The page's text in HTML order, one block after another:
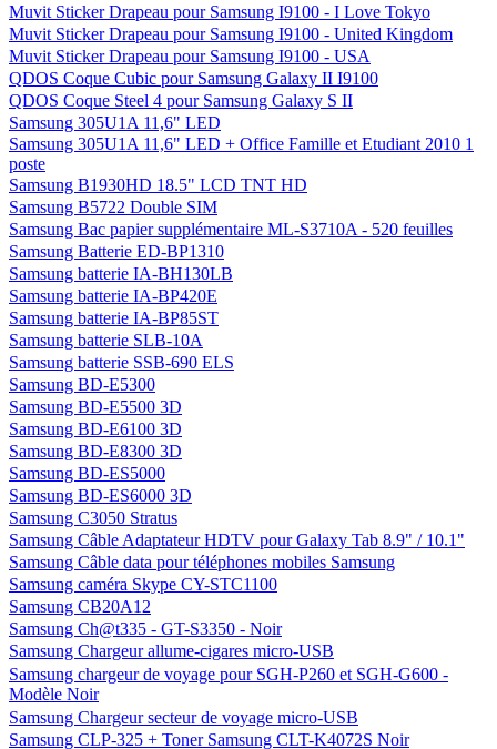
Muvit Sticker Drapeau pour Samsung I9100 - I Love Tokyo
Muvit Sticker Drapeau pour Samsung I9100 - United Kingdom
Muvit Sticker Drapeau pour Samsung I9100 - USA
QDOS Coque Cubic pour Samsung Galaxy II I9100
QDOS Coque Steel 4 pour Samsung Galaxy S II
Samsung 305U1A 11,6" LED
Samsung 305U1A 11,6" LED + Office Famille et Etudiant 2010 1
poste
Samsung B1930HD 18.5" LCD TNT HD
Samsung B5722 Double SIM
Samsung Bac papier supplémentaire ML-S3710A - 520 feuilles
Samsung Batterie ED-BP1310
Samsung batterie IA-BH130LB
Samsung batterie IA-BP420E
Samsung batterie IA-BP85ST
Samsung batterie SLB-10A
Samsung batterie SSB-690 ELS
Samsung BD-E5300
Samsung BD-E5500 3D
Samsung BD-E6100 3D
Samsung BD-E8300 3D
Samsung BD-ES5000
Samsung BD-ES6000 3D
Samsung C3050 Stratus
Samsung Câble Adaptateur HDTV pour Galaxy Tab 8.9" / 10.1"
Samsung Câble data pour téléphones mobiles Samsung
Samsung caméra Skype CY-STC1100
Samsung CB20A12
Samsung Ch@t335 - GT-S3350 - Noir
Samsung Chargeur allume-cigares micro-USB
Samsung chargeur de voyage pour SGH-P260 et SGH-G600 -
Modèle Noir
Samsung Chargeur secteur de voyage micro-USB
Samsung CLP-325 + Toner Samsung CLT-K4072S Noir